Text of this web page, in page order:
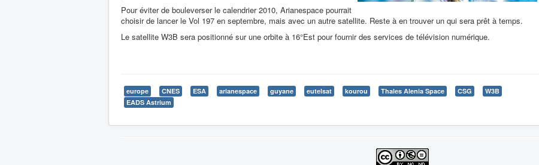
Pour éviter de bouleverser le calendrier 2010, Arianespace pourrait
choisir de lancer le Vol 197 en septembre, mais avec un autre satellite. Reste à en trouver un qui sera prêt à temps.
Le satellite W3B sera positionné sur une orbite à 16°Est pour fournir des services de télévision numérique.
europe CNES ESA arianespace guyane eutelsat kourou Thales Alenia Space CSG
W3B
EADS Astrium